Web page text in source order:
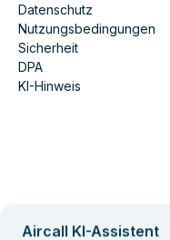
Datenschutz
Nutzungsbedingungen
Sicherheit
DPA
KI-Hinweis
Aircall KI-Assistent